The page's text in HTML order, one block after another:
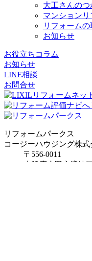
大工さんのつ
マンションリ
リフォームの
お知らせ
お役立ちコラム
お知らせ
LINE相談
お問合せ
リフォームパークス
コージーハウジング株式
〒556-0011
大阪府 大阪市 浪速